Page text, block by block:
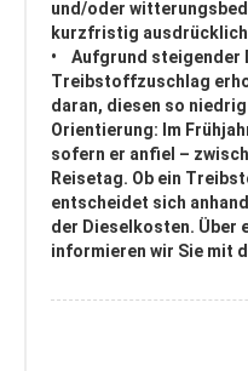
und/oder
kurzfristig
• Aufgrund steigender
Treibstoffzuschlag
daran, diesen so
Orientierung: Im
sofern er anfiel –
Reisetag. Ob ein
entscheidet sich
der Dieselkosten. Über
informieren wir Sie mit